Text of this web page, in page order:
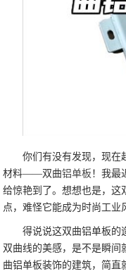
你们有没有发现，现在
材料——双曲铝单板 ！我最
给惊艳到了。想想也是，这
点，难怪它能成为时尚工业
得说说这双曲铝单板的
双曲线的美感，是不是瞬间
曲铝单板装饰的建筑，简直